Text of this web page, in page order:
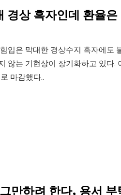
경상 흑자인데 환율
입은 막대한 경상수지 흑자에도
않는 기현상이 장기화하고 있다.
마감했다..
만하려 한다, 용서